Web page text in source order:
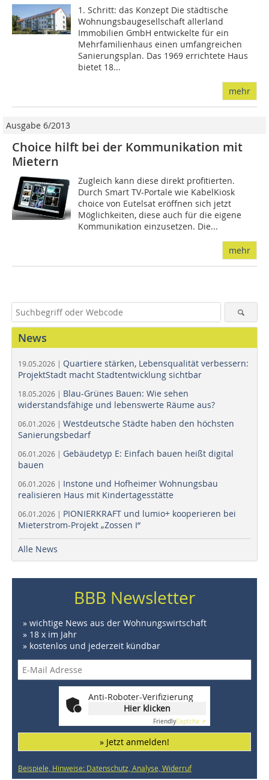
1. Schritt: das Konzept Die städtische
Wohnungsbaugesellschaft allerland
Immobilien GmbH entwickelte für ein
Mehrfamilienhaus einen umfangreichen
Sanierungsplan. Das 1969 errichtete Haus
bietet 18...
mehr
Ausgabe 6/2013
Choice hilft bei der ­Kommunikation mit
Mietern
Zugleich kann diese direkt profitierten.
Durch Smart TV-Portale wie KabelKiosk
choice von Eutelsat eröffnen sich jetzt
Möglichkeiten, diese auch für die eigene
Kommunikation einzusetzen. Die...
mehr
News
19.05.2026 | Quartiere stärken, Lebensqualität verbessern:
ProjektStadt macht Stadtentwicklung sichtbar
18.05.2026 | Blau-Grünes Bauen: Wie sehen
widerstandsfähige und lebenswerte Räume aus?
06.01.2026 | Westdeutsche Städte haben den höchsten
Sanierungsbedarf
06.01.2026 | Gebäudetyp E: Einfach bauen heißt digital
bauen
06.01.2026 | Instone und Hofheimer Wohnungsbau
realisieren Haus mit Kindertagesstätte
06.01.2026 | PIONIERKRAFT und lumio+ kooperieren bei
Mieterstrom-Projekt „Zossen I“
Alle News
BBB Newsletter
» wichtige News aus der Wohnungswirtschaft
» 18 x im Jahr
» kostenlos und jederzeit kündbar
Anti-Roboter-Verifizierung
Hier klicken
FriendlyCaptcha ⇗
» Jetzt anmelden!
Beispiele, Hinweise: Datenschutz, Analyse, Widerruf